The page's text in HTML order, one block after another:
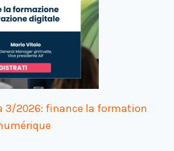
3/2026: finance la formation